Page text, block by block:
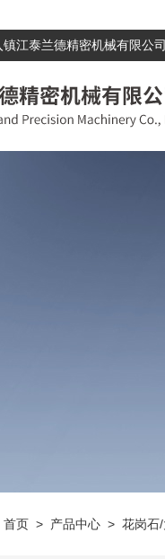
江泰兰德精密机械有限公
首页 > 产品中心 > 花岗石